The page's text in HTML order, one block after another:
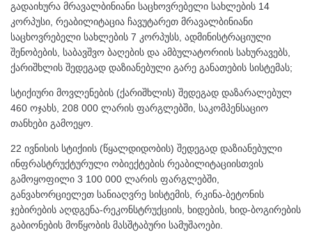
გადაიხურა მრავალბინიანი საცხოვრებელი სახლების 14
კორპუსი, რეაბილიტაცია ჩავუტარეთ მრავალბინიანი
საცხოვრებელი სახლების 7 კორპუსს, ადმინისტრაციული
შენობების, საბავშვო ბაღების და ამბულატორიის სახურავებს,
ქარიშხლის შედეგად დაზიანებული გარე განათების სისტემას;
სტიქიური მოვლენების (ქარიშხლის) შედეგად დაზარალებულ
460 ოჯახს, 208 000 ლარის ფარგლებში, საკომპენსაციო
თანხები გამოეყო.
22 ივნისის სტიქიის (წყალდიდობის) შედეგად დაზიანებული
ინფრასტრუქტურული ობიექტების რეაბილიტაციისთვის
გამოყოფილი 3 100 000 ლარის ფარგლებში,
განვახორციელეთ სანიაღვრე სისტემის, რკინა-ბეტონის
ჯებირების აღდგენა-რეკონსტრუქციის, ხიდების, ხიდ-ბოგირების
გაბიონების მოწყობის მასშტაბური სამუშაოები.